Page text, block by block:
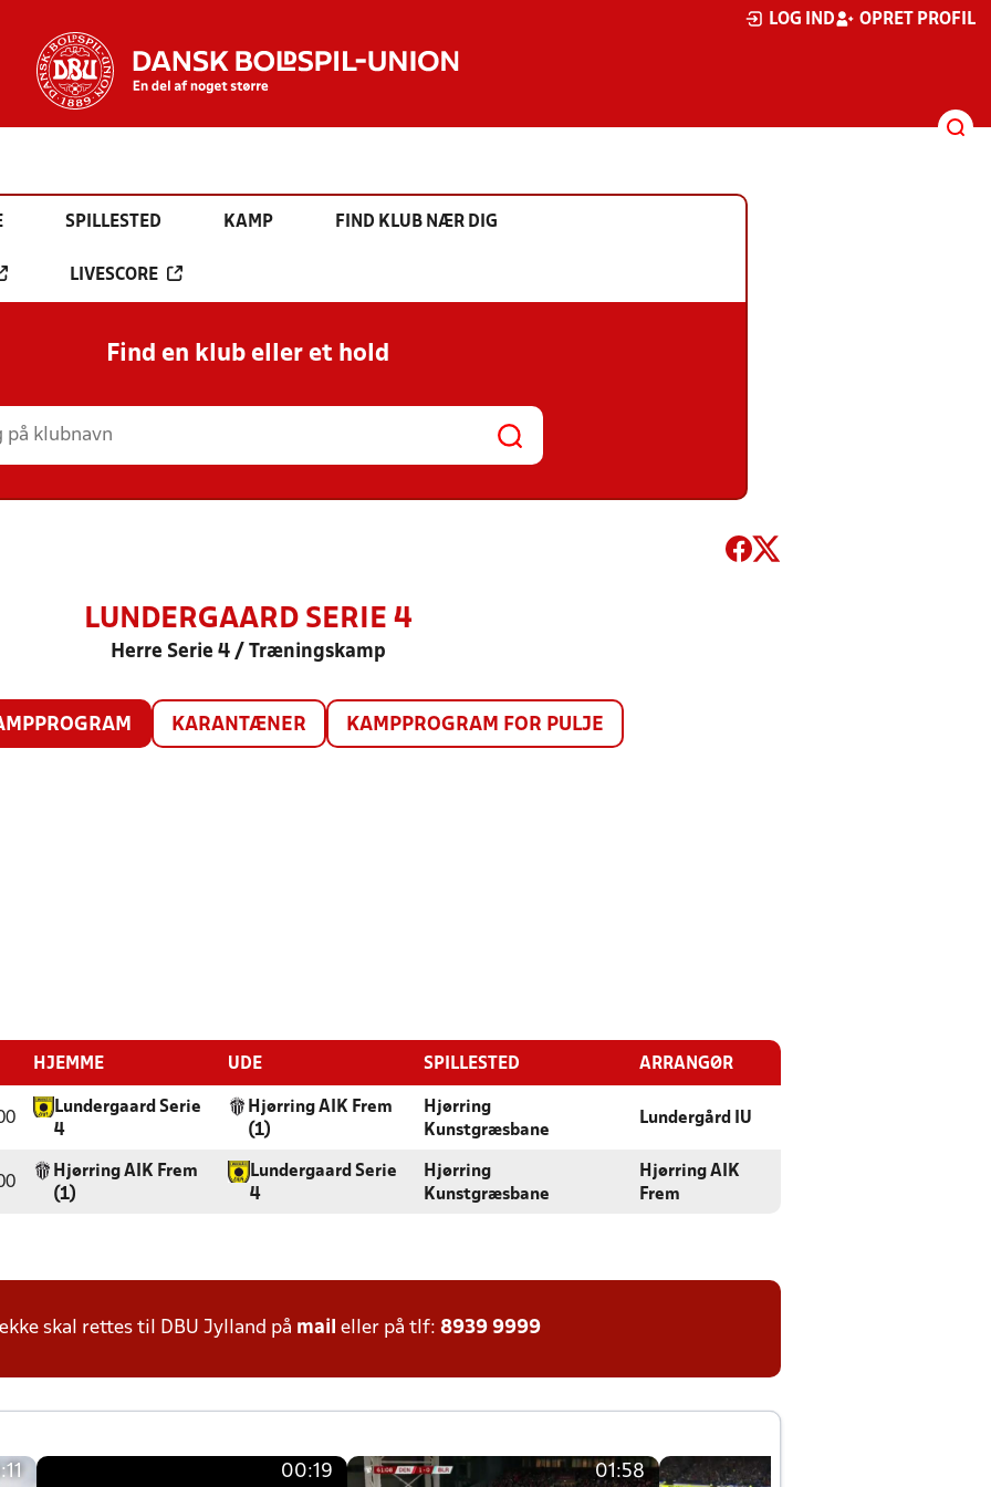
LOG IND OPRET PROFIL
SPILLESTED KAMP FIND KLUB NÆR DIG
LIVESCORE
Find en klub eller et hold
LUNDERGAARD SERIE 4
Herre Serie 4 / Træningskamp
KARANTÆNER KAMPPROGRAM FOR PULJE
HJEMME UDE SPILLESTED ARRANGØR
Lundergaard Serie
4
Hjørring AIK Frem
(1)
Hjørring
Kunstgræsbane
Lundergård IU
Hjørring AIK Frem
(1)
Lundergaard Serie
4
Hjørring
Kunstgræsbane
Hjørring AIK
Frem
skal rettes til DBU Jylland på mail eller på tlf: 8939 9999
00:19 01:58